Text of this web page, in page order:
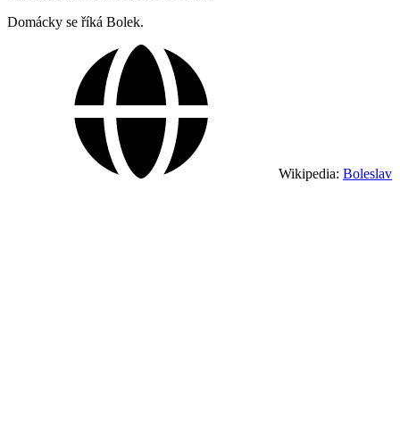
Domácky se říká Bolek.
Wikipedia: Boleslav